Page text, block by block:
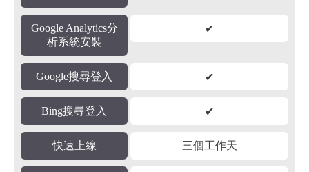
Google Analytics分
析系統安裝
✔
Google搜尋登入 ✔
Bing搜尋登入 ✔
快速上線 三個工作天